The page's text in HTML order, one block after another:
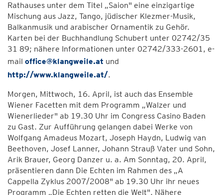
Rathauses unter dem Titel „Saion" eine einzigartige
Mischung aus Jazz, Tango, jüdischer Klezmer-Musik,
Balkanmusik und arabischer Ornamentik zu Gehör.
Karten bei der Buchhandlung Schubert unter 02742/35
31 89; nähere Informationen unter 02742/333-2601, e-
mail office@klangweile.at und
http://www.klangweile.at/.
Morgen, Mittwoch, 16. April, ist auch das Ensemble
Wiener Facetten mit dem Programm „Walzer und
Wienerlieder" ab 19.30 Uhr im Congress Casino Baden
zu Gast. Zur Aufführung gelangen dabei Werke von
Wolfgang Amadeus Mozart, Joseph Haydn, Ludwig van
Beethoven, Josef Lanner, Johann Strauß Vater und Sohn,
Arik Brauer, Georg Danzer u. a. Am Sonntag, 20. April,
präsentieren dann Die Echten im Rahmen des „A
Cappella Zyklus 2007/2008" ab 19.30 Uhr ihr neues
Programm „Die Echten retten die Welt". Nähere